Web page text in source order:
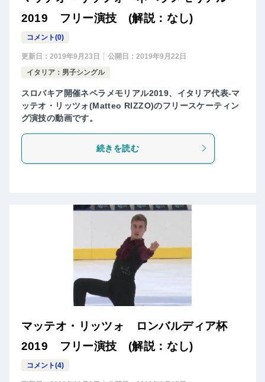
2019 フリー演技 (解説：なし)
コメント(0)
更新日： 2019年9月23日 公開日： 2019年9月22日
イタリア：男子シングル
スロバキア開催ネペラメモリアル2019、イタリア代表-マ
ッテオ・リッツォ(Matteo RIZZO)のフリースケーティン
グ演技の動画です。
続きを読む
マッテオ・リッツォ ロンバルディア杯
2019 フリー演技 (解説：なし)
コメント(4)